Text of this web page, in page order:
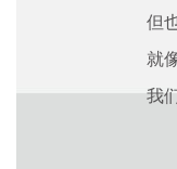
但
就
我